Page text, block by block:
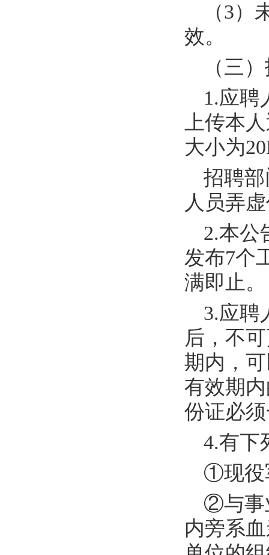
（3）
效。
（三
1.应聘
上传本
大小为
招聘
人员弄
2.本公
发布7个
满即止。
3.应聘
后，不
期内，
有效期
份证必
4.有下
①现役
②与事
内旁系